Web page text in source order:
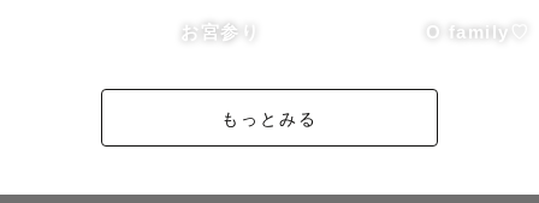
お手伝いさせていただきますので
水天宮の撮影経験豊富です✨
お宮参り O family♡
もっとみる